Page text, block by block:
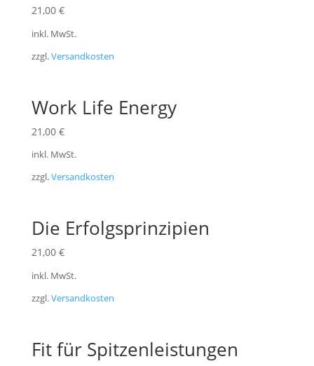
21,00 €
inkl. MwSt.
zzgl.Versandkosten
Work Life Energy
21,00 €
inkl. MwSt.
zzgl.Versandkosten
Die Erfolgsprinzipien
21,00 €
inkl. MwSt.
zzgl.Versandkosten
Fit für Spitzenleistungen